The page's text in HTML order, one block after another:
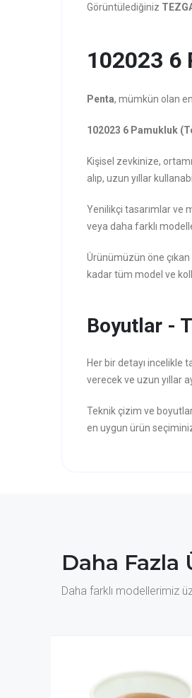
Görüntülediğiniz
102023 6
Penta, mümkün olan
102023 6 Pamukluk
Kişisel zevkinize,
alıp, uzun yıllar
Yenilikçi tasarımlar ve
veya daha farklı
Ürünümüzün öne
kadar tüm model ve
Boyutlar -
Her bir detayı
verecek ve uzun yıllar
Teknik çizim ve
en uygun ürün
Daha Fazla
Daha farklı modellerimiz